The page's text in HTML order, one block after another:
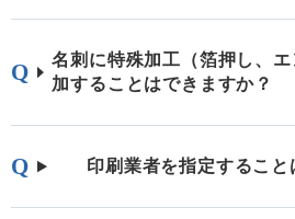
名刺に特殊加工（箔押し、
加することはできますか？
印刷業者を指定すること